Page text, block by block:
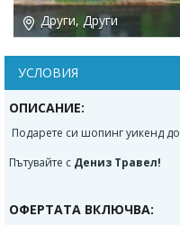
Други, Други
УСЛОВИЯ
ОПИСАНИЕ:
Подарете си шопинг уикенд до
Пътувайте с Дениз Травел!
ОФЕРТАТА ВКЛЮЧВА: